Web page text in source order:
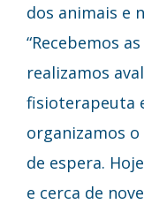
dos animais e
“Recebemos
realizamos
fisioterapeuta
organizamos
de espera.
e cerca de